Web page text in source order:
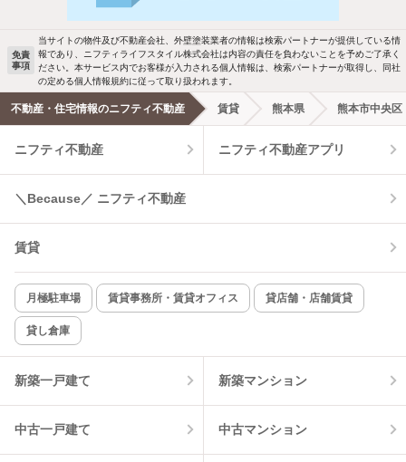
免責
事項
当サイトの物件及び不動産会社、外壁塗装業者の情報は検索パートナーが提供している情
報であり、ニフティライフスタイル株式会社は内容の責任を負わないことを予めご了承く
ださい。本サービス内でお客様が入力される個人情報は、検索パートナーが取得し、同社
の定める個人情報規約に従って取り扱われます。
不動産・住宅情報のニフティ不動産 賃貸 熊本県 熊本市中央区
ニフティ不動産 ニフティ不動産アプリ
＼Because／ ニフティ不動産
賃貸
月極駐車場 賃貸事務所・賃貸オフィス 貸店舗・店舗賃貸
貸し倉庫
新築一戸建て 新築マンション
中古一戸建て 中古マンション